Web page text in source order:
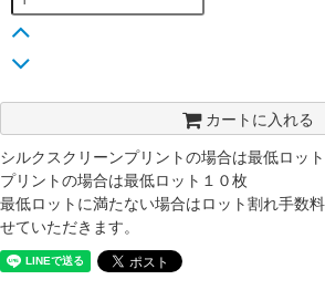
カートに入れる
シルクスクリーンプリントの場合は最低ロッ
プリントの場合は最低ロット１０枚
最低ロットに満たない場合はロット割れ手数
せていただきます。